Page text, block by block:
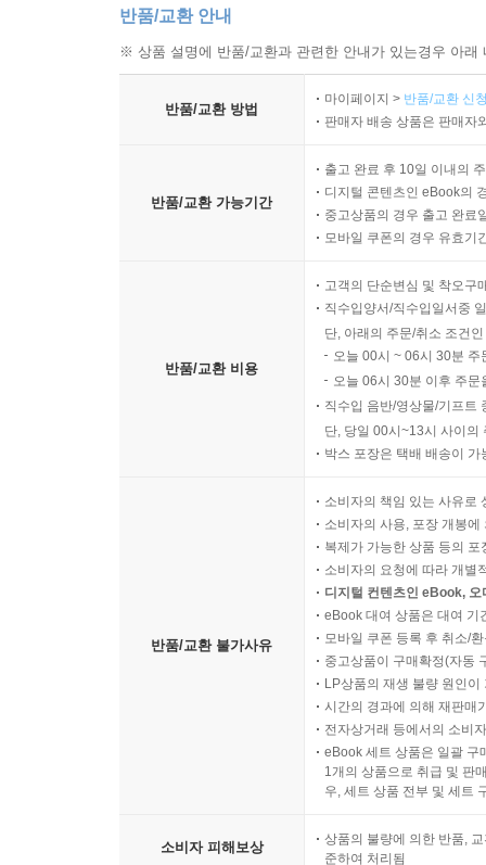
반품/교환 안내
※ 상품 설명에 반품/교환과 관련한 안내가 있는경우 아
반품/교환 방법
마이페이지 > 반품/교환 신
판매자 배송 상품은 판매자
반품/교환 가능기간
출고 완료 후 10일 이내의
디지털 콘텐츠인 eBook의
중고상품의 경우 출고 완료
모바일 쿠폰의 경우 유효기
반품/교환 비용
고객의 단순변심 및 착오구
직수입양서/직수입일서중
단, 아래의 주문/취소 조건
오늘 00시 ~ 06시 30분
오늘 06시 30분 이후 주
직수입 음반/영상물/기프트
단, 당일 00시~13시 사이의
박스 포장은 택배 배송이
반품/교환 불가사유
소비자의 책임 있는 사유로
소비자의 사용, 포장 개봉
복제가 가능한 상품 등의
소비자의 요청에 따라 개별
디지털 컨텐츠인 eBook,
eBook 대여 상품은 대여 기
모바일 쿠폰 등록 후 취소/
중고상품이 구매확정(자동
LP상품의 재생 불량 원인
시간의 경과에 의해 재판매
전자상거래 등에서의 소비
eBook 세트 상품은 일괄 구
1개의 상품으로 취급 및 판
우, 세트 상품 전부 및 세트
소비자 피해보상
상품의 불량에 의한 반품,
준하여 처리됨